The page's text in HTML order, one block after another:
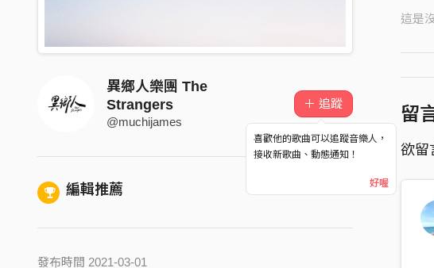
異鄉人樂團 The
Strangers
@muchijames
＋ 追蹤
喜歡他的歌曲可以追蹤音樂人，
接收新歌曲、動態通知！
好喔
編輯推薦
發布時間 2021-03-01
這是
留
欲留